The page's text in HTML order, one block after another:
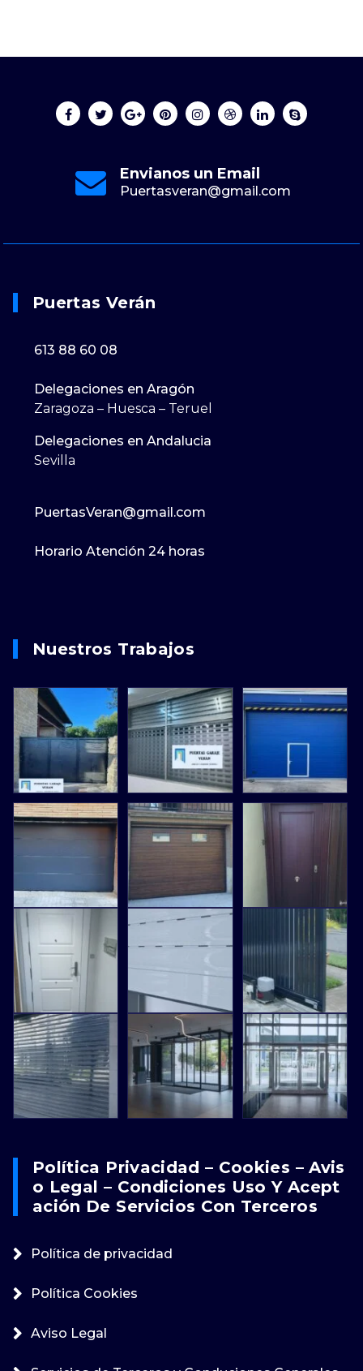
Envianos un Email
Puertasveran@gmail.com
Puertas Verán
613 88 60 08
Delegaciones en Aragón
Zaragoza – Huesca – Teruel
Delegaciones en Andalucia
Sevilla
PuertasVeran@gmail.com
Horario Atención 24 horas
Nuestros Trabajos
Política Privacidad – Cookies – Avis
O Legal – Condiciones Uso Y Acept
Ación De Servicios Con Terceros
Política de privacidad
Política Cookies
Aviso Legal